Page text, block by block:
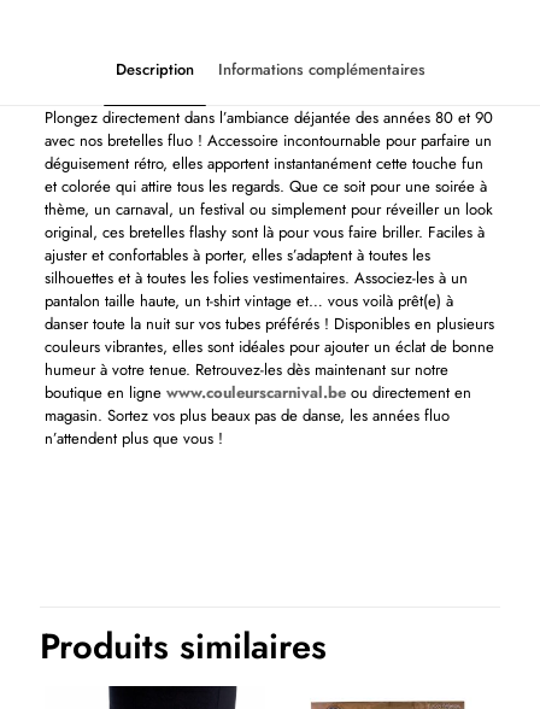
Description Informations complémentaires
Plongez directement dans l’ambiance déjantée des années 80 et 90
avec nos bretelles fluo ! Accessoire incontournable pour parfaire un
déguisement rétro, elles apportent instantanément cette touche fun
et colorée qui attire tous les regards. Que ce soit pour une soirée à
thème, un carnaval, un festival ou simplement pour réveiller un look
original, ces bretelles flashy sont là pour vous faire briller. Faciles à
ajuster et confortables à porter, elles s’adaptent à toutes les
silhouettes et à toutes les folies vestimentaires. Associez-les à un
pantalon taille haute, un t-shirt vintage et… vous voilà prêt(e) à
danser toute la nuit sur vos tubes préférés ! Disponibles en plusieurs
couleurs vibrantes, elles sont idéales pour ajouter un éclat de bonne
humeur à votre tenue. Retrouvez-les dès maintenant sur notre
boutique en ligne www.couleurscarnival.beou directement en
magasin. Sortez vos plus beaux pas de danse, les années fluo
n’attendent plus que vous !
Produits similaires